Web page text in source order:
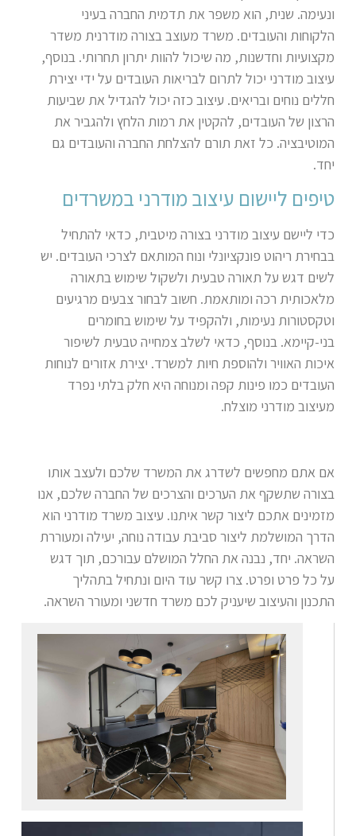
ונעימה. שנית, הוא משפר את תדמית החברה בעיני
הלקוחות והעובדים. משרד מעוצב בצורה מודרנית משדר
מקצועיות וחדשנות, מה שיכול להוות יתרון תחרותי. בנוסף,
עיצוב מודרני יכול לתרום לבריאות העובדים על ידי יצירת
חללים נוחים ובריאים. עיצוב כזה יכול להגדיל את שביעות
הרצון של העובדים, להקטין את רמות הלחץ ולהגביר את
המוטיבציה. כל זאת תורם להצלחת החברה והעובדים גם
יחד.
טיפים ליישום עיצוב מודרני במשרדים
כדי ליישם עיצוב מודרני בצורה מיטבית, כדאי להתחיל
בבחירת ריהוט פונקציונלי ונוח המותאם לצרכי העובדים. יש
לשים דגש על תאורה טבעית ולשקול שימוש בתאורה
מלאכותית רכה ומותאמת. חשוב לבחור צבעים מרגיעים
וטקסטורות נעימות, ולהקפיד על שימוש בחומרים
בני-קיימא. בנוסף, כדאי לשלב צמחייה טבעית לשיפור
איכות האוויר ולהוספת חיות למשרד. יצירת אזורים לנוחות
העובדים כמו פינות קפה ומנוחה היא חלק בלתי נפרד
מעיצוב מודרני מוצלח.
אם אתם מחפשים לשדרג את המשרד שלכם ולעצב אותו
בצורה שתשקף את הערכים והצרכים של החברה שלכם, אנו
מזמינים אתכם ליצור קשר איתנו. עיצוב משרד מודרני הוא
הדרך המושלמת ליצור סביבת עבודה נוחה, יעילה ומעוררת
השראה. יחד, נבנה את החלל המושלם עבורכם, תוך דגש
על כל פרט ופרט. צרו קשר עוד היום ונתחיל בתהליך
התכנון והעיצוב שיעניק לכם משרד חדשני ומעורר השראה.